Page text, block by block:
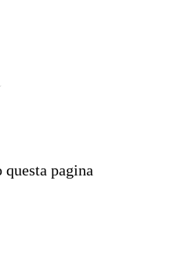
pagina